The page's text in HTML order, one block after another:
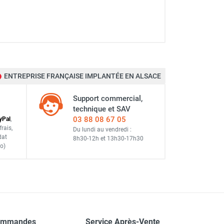
ENTREPRISE FRANÇAISE IMPLANTÉE EN ALSACE
Pal ,
,
Support commercial,
technique et SAV
03 88 08 67 05
Du lundi au vendredi :
8h30-12h et 13h30-17h30
Service Après-Vente